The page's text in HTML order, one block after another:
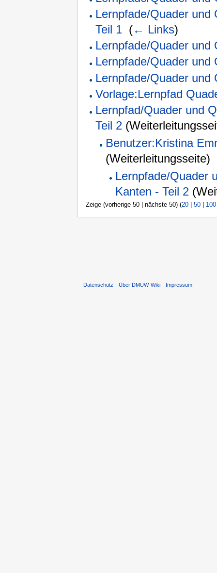
Lernpfade/Quader und
Teil 1 (← Links)
Lernpfade/Quader und
Lernpfade/Quader und
Lernpfade/Quader und
Vorlage:Lernpfad
Lernpfad/Quader und
Teil 2
Benutzer:Kristina
(Weiterleitungsseite) ‎
Lernpfade/Quader
Kanten - Teil 2
Zeige (vorherige 50 | nächste 50) (20 50 100
Datenschutz Über DMUW-Wiki Impressum